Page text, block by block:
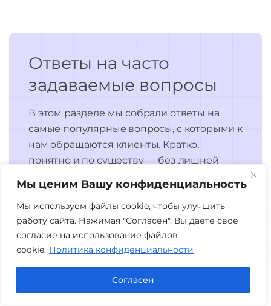
Мы ценим Вашу конфиденциальность
Мы используем файлы cookie, чтобы улучшить
работу сайта. Нажимая "Согласен", Вы даете свое
согласие на использование файлов
cookie. Политика конфиденциальности
Согласен
Ответы на часто
задаваемые вопросы
В этом разделе мы собрали ответы на
самые популярные вопросы, с которыми к
нам обращаются клиенты. Кратко,
понятно и по существу — без лишней
FA Q’s